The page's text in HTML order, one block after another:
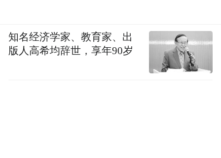
知名经济学家、教育家、出
版人高希均辞世，享年90岁